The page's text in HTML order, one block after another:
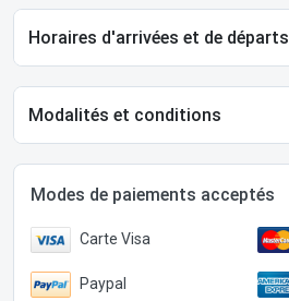
Horaires d'arrivées et de départs
Modalités et conditions
Modes de paiements acceptés
Carte Visa
Paypal